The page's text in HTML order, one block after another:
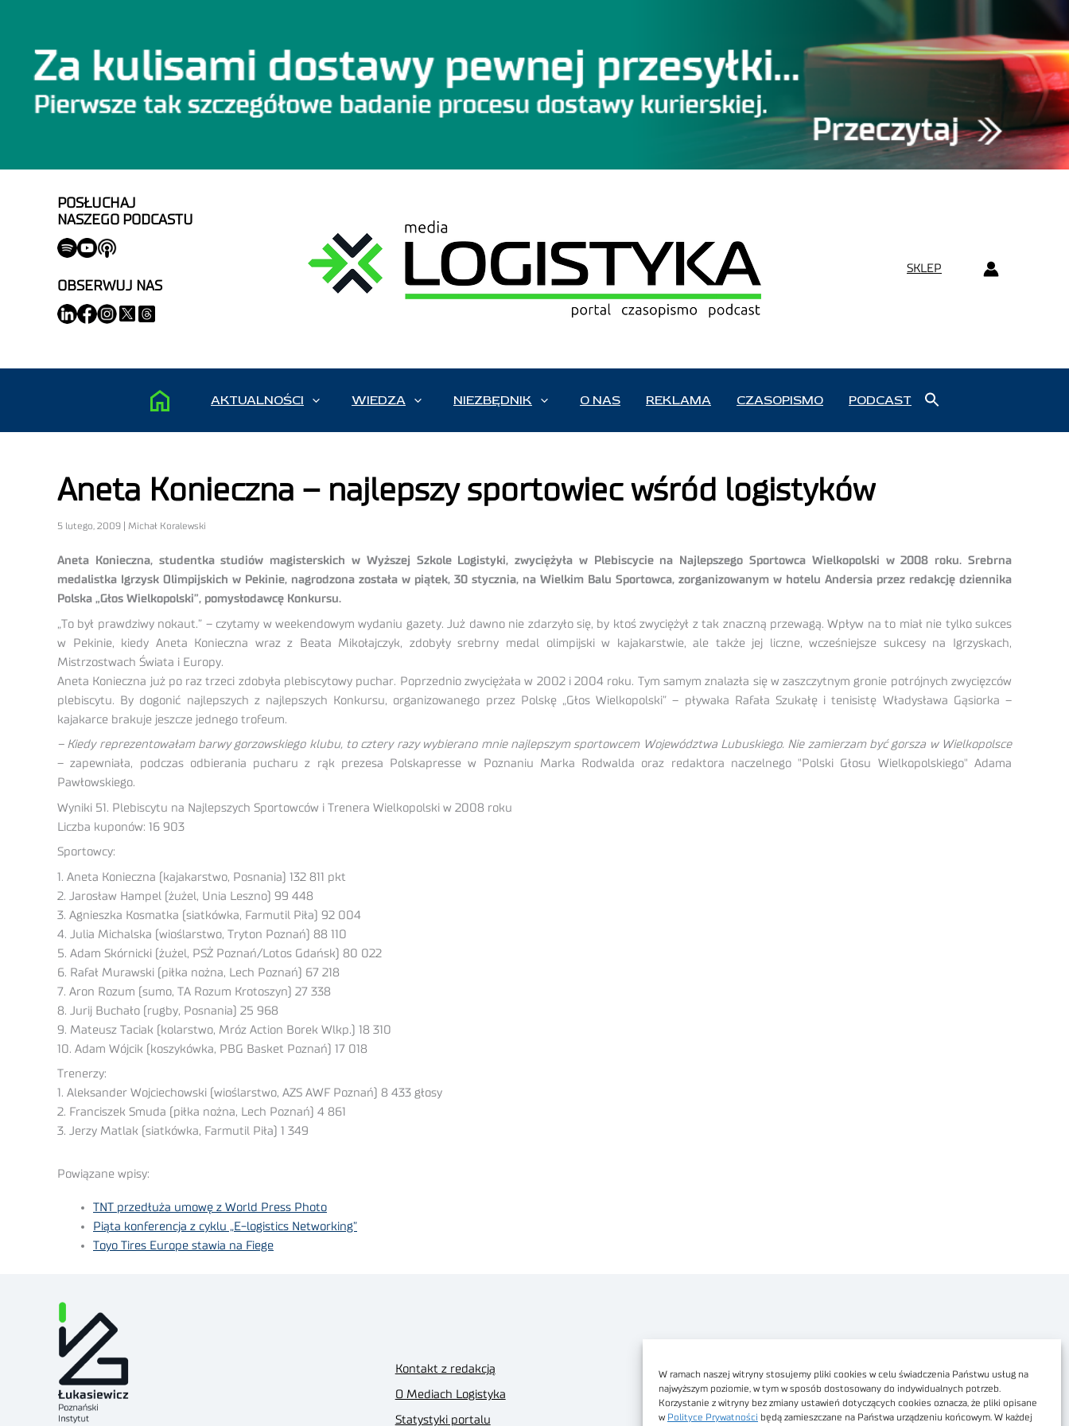
W ramach naszej witryny stosujemy pliki cookies w celu świadczenia Państwu usług na
najwyższym poziomie, w tym w sposób dostosowany do indywidualnych potrzeb.
Korzystanie z witryny bez zmiany ustawień dotyczących cookies oznacza, że pliki opisane
w Polityce Prywatności będą zamieszczane na Państwa urządzeniu końcowym. W każdej
POSŁUCHAJ
NASZEGO PODCASTU
OBSERWUJ NAS
SKLEP
AKTUALNOŚCI WIEDZA NIEZBĘDNIK O NAS REKLAMA CZASOPISMO PODCAST
Aneta Konieczna – najlepszy sportowiec wśród logistyków
5 lutego, 2009 | Michał Koralewski
Aneta Konieczna, studentka studiów magisterskich w Wyższej Szkole Logistyki, zwyciężyła w Plebiscycie na Najlepszego Sportowca Wielkopolski w 2008 roku. Srebrna
medalistka Igrzysk Olimpijskich w Pekinie, nagrodzona została w piątek, 30 stycznia, na Wielkim Balu Sportowca, zorganizowanym w hotelu Andersia przez redakcję dziennika
Polska „Głos Wielkopolski”, pomysłodawcę Konkursu.
„To był prawdziwy nokaut.” – czytamy w weekendowym wydaniu gazety. Już dawno nie zdarzyło się, by ktoś zwyciężył z tak znaczną przewagą. Wpływ na to miał nie tylko sukces
w Pekinie, kiedy Aneta Konieczna wraz z Beata Mikołajczyk, zdobyły srebrny medal olimpijski w kajakarstwie, ale także jej liczne, wcześniejsze sukcesy na Igrzyskach,
Mistrzostwach Świata i Europy.
Aneta Konieczna już po raz trzeci zdobyła plebiscytowy puchar. Poprzednio zwyciężała w 2002 i 2004 roku. Tym samym znalazła się w zaszczytnym gronie potrójnych zwycięzców
plebiscytu. By dogonić najlepszych z najlepszych Konkursu, organizowanego przez Polskę „Głos Wielkopolski” – pływaka Rafała Szukałę i tenisistę Władysława Gąsiorka –
kajakarce brakuje jeszcze jednego trofeum.
– Kiedy reprezentowałam barwy gorzowskiego klubu, to cztery razy wybierano mnie najlepszym sportowcem Województwa Lubuskiego. Nie zamierzam być gorsza w Wielkopolsce
– zapewniała, podczas odbierania pucharu z rąk prezesa Polskapresse w Poznaniu Marka Rodwalda oraz redaktora naczelnego "Polski Głosu Wielkopolskiego" Adama
Pawłowskiego.
Wyniki 51. Plebiscytu na Najlepszych Sportowców i Trenera Wielkopolski w 2008 roku
Liczba kuponów: 16 903
Sportowcy:
1. Aneta Konieczna (kajakarstwo, Posnania) 132 811 pkt
2. Jarosław Hampel (żużel, Unia Leszno) 99 448
3. Agnieszka Kosmatka (siatkówka, Farmutil Piła) 92 004
4. Julia Michalska (wioślarstwo, Tryton Poznań) 88 110
5. Adam Skórnicki (żużel, PSŻ Poznań/Lotos Gdańsk) 80 022
6. Rafał Murawski (piłka nożna, Lech Poznań) 67 218
7. Aron Rozum (sumo, TA Rozum Krotoszyn) 27 338
8. Jurij Buchało (rugby, Posnania) 25 968
9. Mateusz Taciak (kolarstwo, Mróz Action Borek Wlkp.) 18 310
10. Adam Wójcik (koszykówka, PBG Basket Poznań) 17 018
Trenerzy:
1. Aleksander Wojciechowski (wioślarstwo, AZS AWF Poznań) 8 433 głosy
2. Franciszek Smuda (piłka nożna, Lech Poznań) 4 861
3. Jerzy Matlak (siatkówka, Farmutil Piła) 1 349
Powiązane wpisy:
TNT przedłuża umowę z World Press Photo
Piąta konferencja z cyklu „E-logistics Networking”
Toyo Tires Europe stawia na Fiege
Kontakt z redakcją
O Mediach Logistyka
Statystyki portalu
Dostępność cyfrowa
Regulamin Portalu
Regulamin sklepu